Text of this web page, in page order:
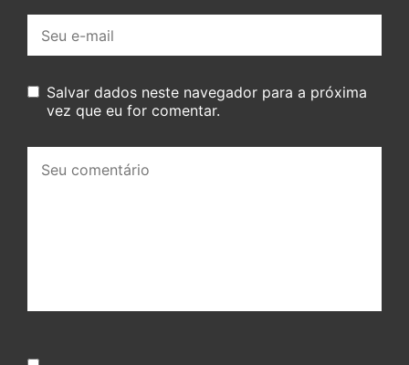
mail:
Salvar dados neste navegador para a próxima
vez que eu for comentar.
comentário: